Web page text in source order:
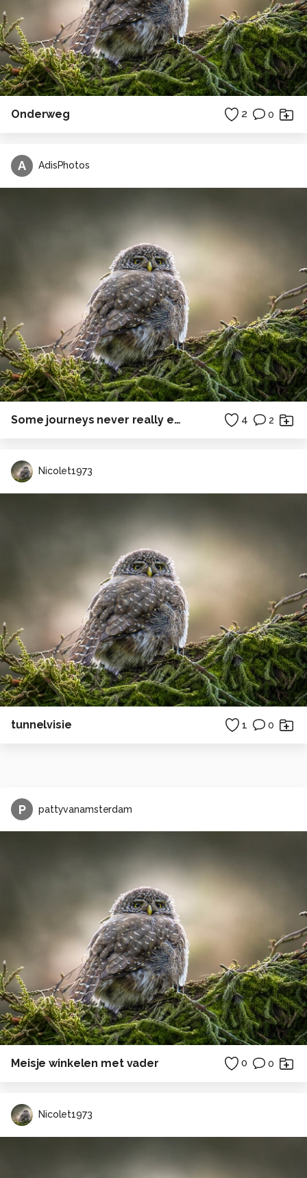
Onderweg 2 0
A AdisPhotos
Some journeys never really end. 4 2
Nicolet1973
tunnelvisie 1 0
P pattyvanamsterdam
Meisje winkelen met vader 0 0
Nicolet1973